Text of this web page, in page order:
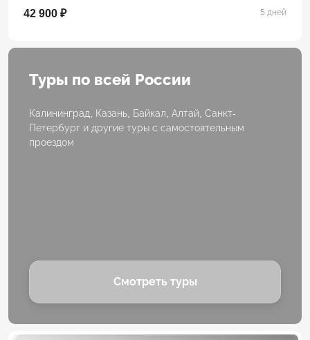
42 900 ₽ 5 дней
Туры по всей России
Калининград, Казань, Байкал, Алтай, Санкт-
Петербург и другие туры с самостоятельным
проездом
Смотреть туры